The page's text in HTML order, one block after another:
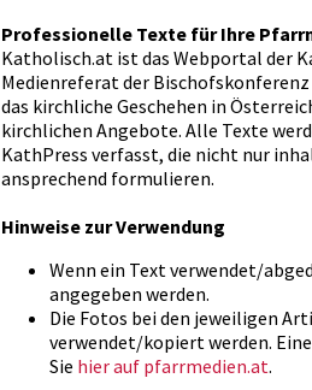
Professionelle Texte für Ihre
Katholisch.at ist das Webportal der
Medienreferat der
das kirchliche Geschehen in
kirchlichen Angebote. Alle Texte
KathPress verfasst, die nicht nur
ansprechend formulieren.
Hinweise zur Verwendung
Wenn ein Text verwendet/
angegeben werden.
Die Fotos bei den jeweiligen
verwendet/kopiert werden.
Sie hier auf pfarrmedien.at.